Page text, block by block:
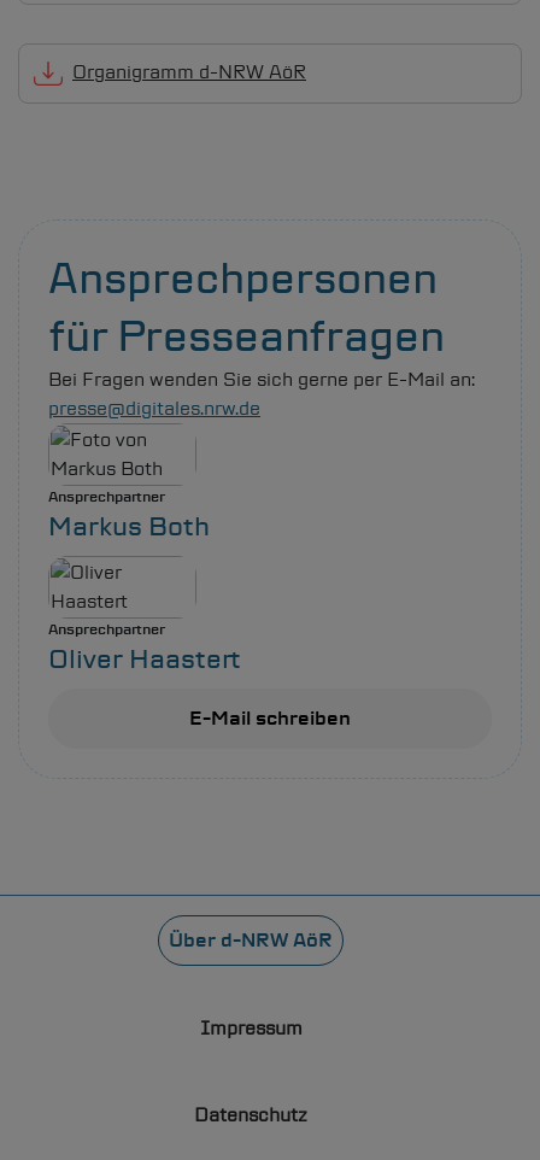
Organigramm d-NRWAöR
Ansprechpersonen
für Presseanfragen
Bei Fragen wenden Sie sich gerne per E-Mail an:
presse@digitales.nrw.de
Ansprechpartner
Markus Both
Ansprechpartner
Oliver Haastert
E-Mail schreiben
FußzeileÜber d-NRWAöR
Impressum
Datenschutz